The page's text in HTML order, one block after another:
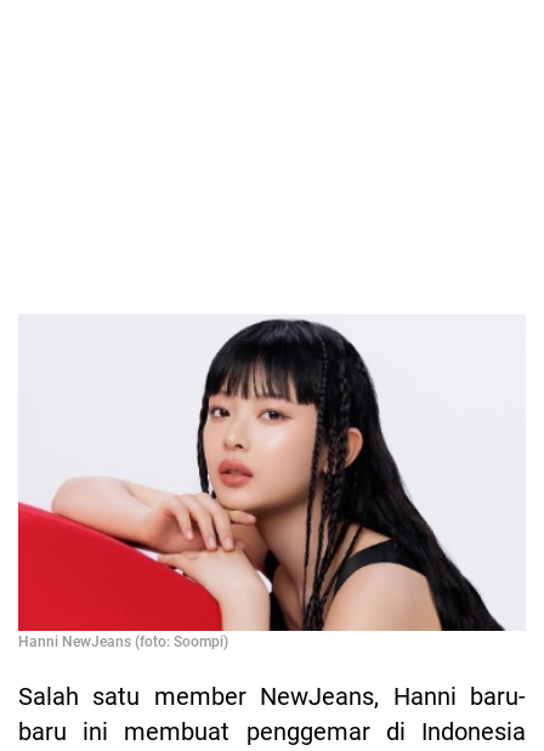
Hanni NewJeans (foto: Soompi)
Salah satu member NewJeans, Hanni baru-
baru ini membuat penggemar di Indonesia